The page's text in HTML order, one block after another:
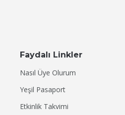
Faydalı Linkler
Nasıl Üye Olurum
Yeşil Pasaport
Etkinlik Takvimi